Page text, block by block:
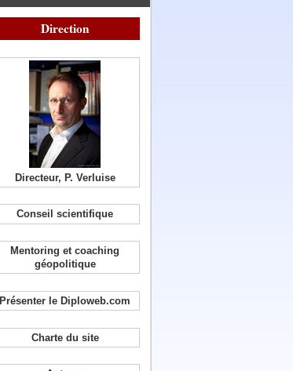
Direction
Directeur, P. Verluise
Conseil scientifique
Mentoring et coaching
géopolitique
Présenter le Diploweb.com
Charte du site